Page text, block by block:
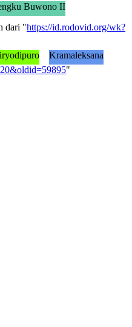
Buwono II
Kramaleksana
dari "https://id.rodovid.org/wk?
"